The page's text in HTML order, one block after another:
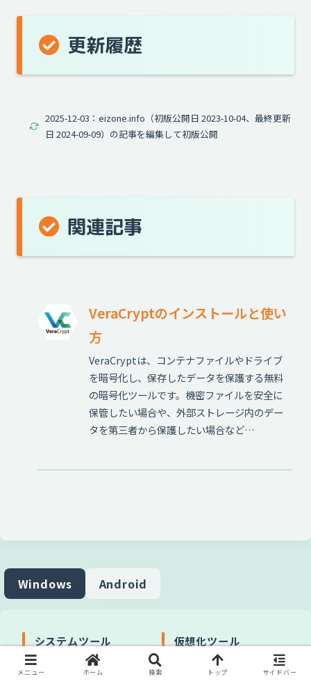
更新履歴
2025-12-03：eizone.info（初版公開日 2023-10-04、最終更新
日 2024-09-09）の記事を編集して初版公開
関連記事
VeraCryptのインストールと使い
方
VeraCryptは、コンテナファイルやドライブ
を暗号化し、保存したデータを保護する無料
の暗号化ツールです。機密ファイルを安全に
保管したい場合や、外部ストレージ内のデー
タを第三者から保護したい場合など…
Windows Android
システムツール
書き込みツール
システム最適化 / クリーナー
仮想化ツール
仮想マシン
仮想ドライブ
メニュー ホーム 検索 トップ サイドバー